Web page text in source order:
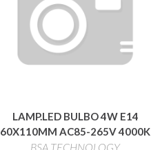
LAMP.LED BULBO 4W E14
60X110MM AC85-265V 4000K
BSA TECHNOLOGY